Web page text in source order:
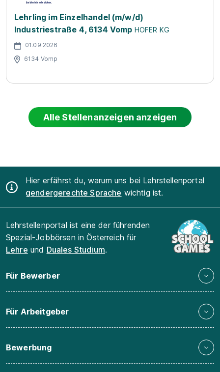
Lehrling im Einzelhandel (m/w/d)
Industriestraße 4, 6134 Vomp HOFER KG
01.09.2026
6134 Vomp
Alle Stellenanzeigen anzeigen
Hier erfährst du, warum uns bei Lehrstellenportal
gendergerechte Sprache wichtig ist.
Lehrstellenportal ist eine der führenden
Spezial-Jobbörsen in Österreich für
Lehre und Duales Studium.
Für Bewerber
Für Arbeitgeber
Bewerbung